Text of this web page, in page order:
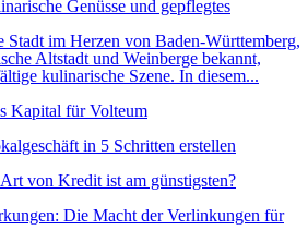
Genüsse und gepflegtes
Stadt im Herzen von Baden-Württemberg,
Altstadt und Weinberge bekannt,
kulinarische Szene. In diesem...
Kapital für Volteum
in 5 Schritten erstellen
von Kredit ist am günstigsten?
Die Macht der Verlinkungen für